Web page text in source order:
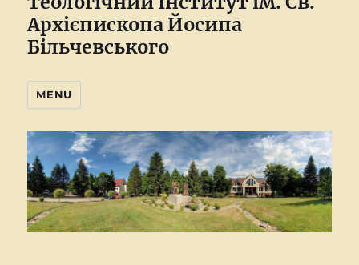
Архієпископа Йосипа
Більчевського
MENU